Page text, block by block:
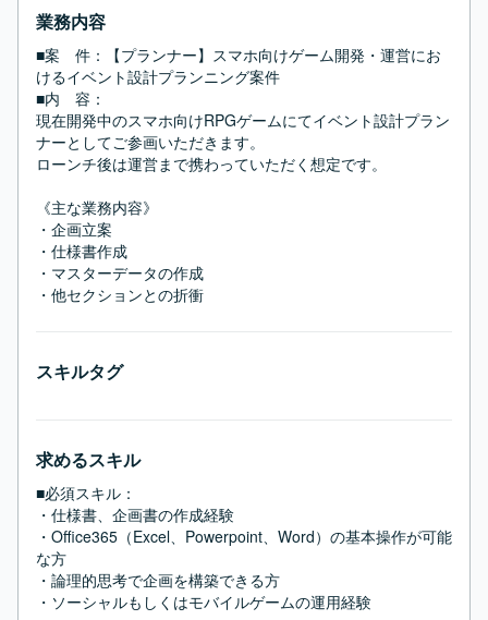
業務内容
■案　件：【プランナー】スマホ向けゲーム開発・運営にお
けるイベント設計プランニング案件
■内　容：
現在開発中のスマホ向けRPGゲームにてイベント設計プラン
ナーとしてご参画いただきます。
ローンチ後は運営まで携わっていただく想定です。
《主な業務内容》
・企画立案
・仕様書作成
・マスターデータの作成
・他セクションとの折衝
スキルタグ
求めるスキル
■必須スキル：
・仕様書、企画書の作成経験
・Office365（Excel、Powerpoint、Word）の基本操作が可能
な方
・論理的思考で企画を構築できる方
・ソーシャルもしくはモバイルゲームの運用経験